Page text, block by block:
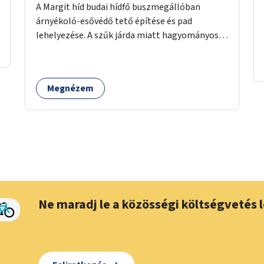
A Margit híd budai hídfő buszmegállóban
árnyékoló-esővédő tető építése és pad
lehelyezése. A szűk járda miatt hagyományos
Megnézem
Ne maradj le a közösségi